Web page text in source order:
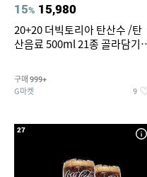
15% 15,980
20+20 더빅토리아 탄산수 /탄
산음료 500ml 21종 골라담기
구매 999+
G마켓 9
27